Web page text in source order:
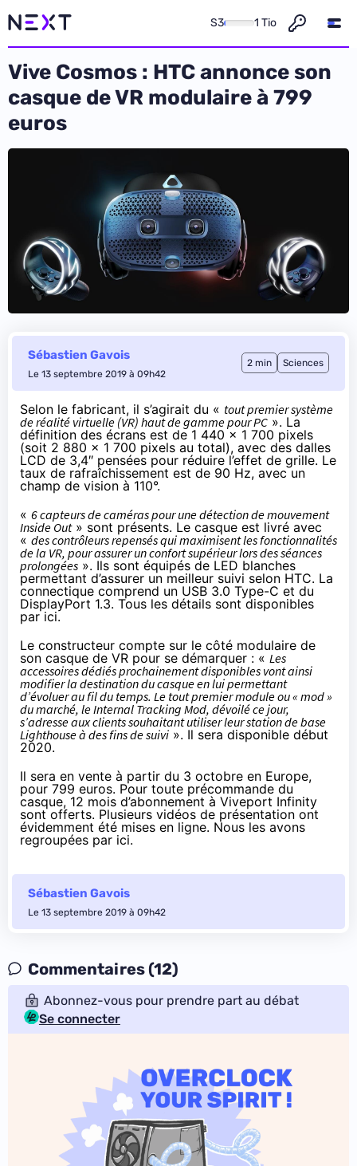
S3 1 Tio
Vive Cosmos : HTC annonce son
casque de VR modulaire à 799
euros
Sébastien Gavois
Le 13 septembre 2019 à 09h42
2 min Sciences
Selon le fabricant, il s’agirait du « tout premier système
de réalité virtuelle (VR) haut de gamme pour PC ». La
définition des écrans est de 1 440 x 1 700 pixels
(soit 2 880 x 1 700 pixels au total), avec des dalles
LCD de 3,4″ pensées pour réduire l’effet de grille. Le
taux de rafraîchissement est de 90 Hz, avec un
champ de vision à 110°.
« 6 capteurs de caméras pour une détection de mouvement
Inside Out» sont présents. Le casque est livré avec
« des contrôleurs repensés qui maximisent les fonctionnalités
de la VR, pour assurer un confort supérieur lors des séances
prolongées ». Ils sont équipés de LED blanches
permettant d’assurer un meilleur suivi selon HTC. La
connectique comprend un USB 3.0 Type-C et du
DisplayPort 1.3. Tous les détails sont disponibles
par ici.
Le constructeur compte sur le côté modulaire de
son casque de VR pour se démarquer : « Les
accessoires dédiés prochainement disponibles vont ainsi
modifier la destination du casque en lui permettant
d’évoluer au fil du temps. Le tout premier module ou « mod »
du marché, le Internal Tracking Mod, dévoilé ce jour,
s’adresse aux clients souhaitant utiliser leur station de base
Lighthouse à des fins de suivi ». Il sera disponible début
2020.
Il sera en vente à partir du 3 octobre en Europe,
pour 799 euros. Pour toute précommande du
casque, 12 mois d’abonnement à Viveport Infinity
sont offerts. Plusieurs vidéos de présentation ont
évidemment été mises en ligne. Nous les avons
regroupées par ici.
Sébastien Gavois
Le 13 septembre 2019 à 09h42
Commentaires (12)
Abonnez-vous pour prendre part au débat
Se connecter